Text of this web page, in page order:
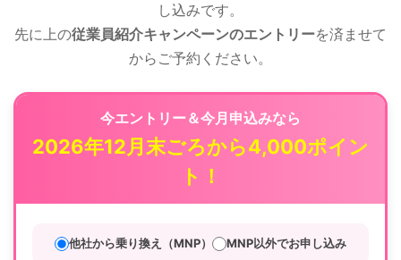
し込みです。
先に上の従業員紹介キャンペーンのエントリーを済ませて
からご予約ください。
今エントリー＆今月申込みなら
2026年12月末ごろから4,000ポイン
ト！
他社から乗り換え（MNP） MNP以外でお申し込み